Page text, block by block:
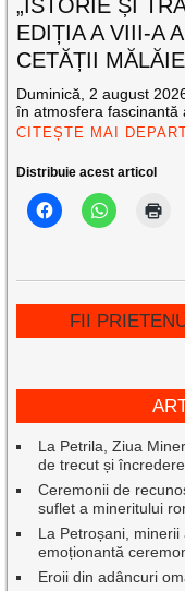
„ISTORIE ȘI
EDIȚIA A VIII-A
CETĂȚII
Duminică, 2 august
în atmosfera fascinantă
CITEȘTE MAI
Distribuie acest articol
FII
La Petrila, Ziua
de trecut și
Ceremonii de
suflet a mineritului
La Petroșani,
emoționantă
Eroii din adâncuri